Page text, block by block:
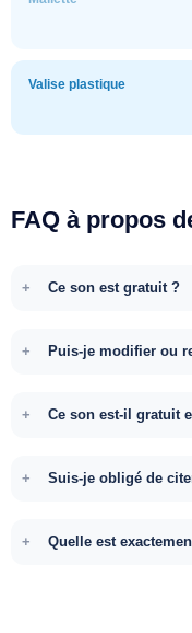
Valise plastique
FAQ à propos
Ce son est gratuit ?
Puis-je modifier ou
Ce son est-il gratuit
Suis-je obligé de
Quelle est